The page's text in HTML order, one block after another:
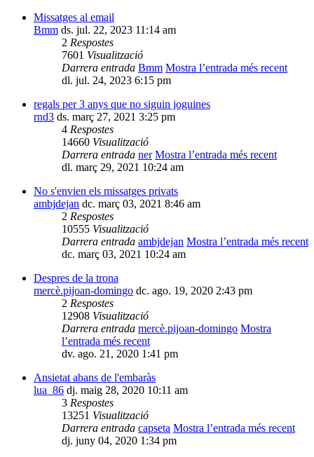
Missatges al email
Bmm ds. jul. 22, 2023 11:14 am
2 Respostes
7601 Visualització
Darrera entrada Bmm Mostra l’entrada més recent
dl. jul. 24, 2023 6:15 pm
regals per 3 anys que no siguin joguines
rnd3 ds. març 27, 2021 3:25 pm
4 Respostes
14660 Visualització
Darrera entrada ner Mostra l’entrada més recent
dl. març 29, 2021 10:24 am
No s'envien els missatges privats
ambjdejan dc. març 03, 2021 8:46 am
2 Respostes
10555 Visualització
Darrera entrada ambjdejan Mostra l’entrada més recent
dc. març 03, 2021 10:24 am
Despres de la trona
mercè.pijoan-domingo dc. ago. 19, 2020 2:43 pm
2 Respostes
12908 Visualització
Darrera entrada mercè.pijoan-domingo Mostra
l’entrada més recent
dv. ago. 21, 2020 1:41 pm
Ansietat abans de l'embaràs
lua_86 dj. maig 28, 2020 10:11 am
3 Respostes
13251 Visualització
Darrera entrada capseta Mostra l’entrada més recent
dj. juny 04, 2020 1:34 pm